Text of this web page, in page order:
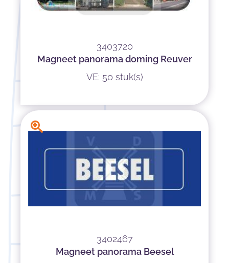
3403720
Magneet panorama doming Reuver
VE: 50 stuk(s)
3402467
Magneet panorama Beesel